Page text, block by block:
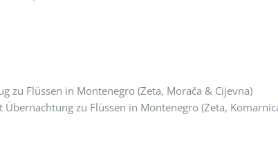
zu Flüssen in Montenegro (Zeta, Morača & Cijevna)
Übernachtung zu Flüssen in Montenegro (Zeta,